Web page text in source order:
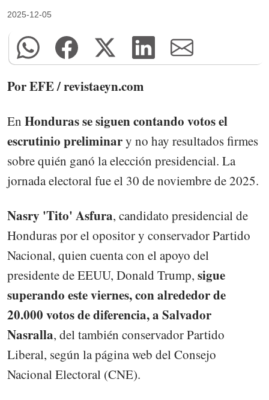
2025-12-05
Por EFE / revistaeyn.com
En Honduras se siguen contando votos el
escrutinio preliminary no hay resultados firmes
sobre quién ganó la elección presidencial. La
jornada electoral fue el 30 de noviembre de 2025.
Nasry 'Tito' Asfura, candidato presidencial de
Honduras por el opositor y conservador Partido
Nacional, quien cuenta con el apoyo del
presidente de EEUU, Donald Trump, sigue
superando este viernes, con alrededor de
20.000 votos de diferencia, a Salvador
Nasralla, del también conservador Partido
Liberal, según la página web del Consejo
Nacional Electoral (CNE).